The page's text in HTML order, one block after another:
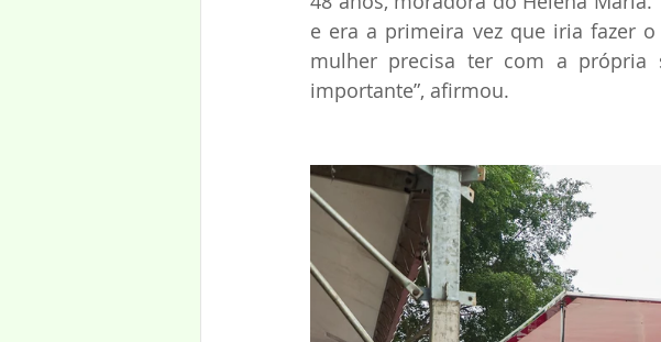
e era a primeira vez que iria fazer
mulher precisa ter com a própria
importante”, afirmou.